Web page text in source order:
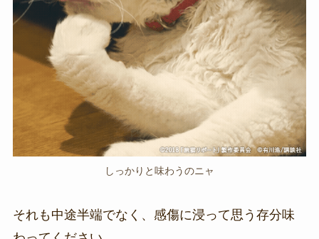
しっかりと味わうのニャ
それも中途半端でなく、感傷に浸って思う存分味